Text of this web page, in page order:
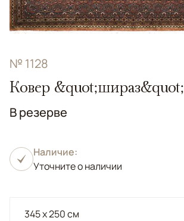
№ 1128
Ковер &quot;шираз&quot;
В резерве
Наличие:
Уточните о наличии
345 x 250 см